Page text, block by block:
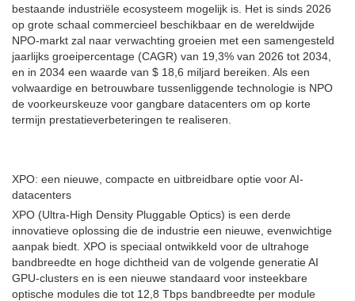
bestaande industriële ecosysteem mogelijk is. Het is sinds 2026
op grote schaal commercieel beschikbaar en de wereldwijde
NPO-markt zal naar verwachting groeien met een samengesteld
jaarlijks groeipercentage (CAGR) van 19,3% van 2026 tot 2034,
en in 2034 een waarde van $ 18,6 miljard bereiken. Als een
volwaardige en betrouwbare tussenliggende technologie is NPO
de voorkeurskeuze voor gangbare datacenters om op korte
termijn prestatieverbeteringen te realiseren.
XPO: een nieuwe, compacte en uitbreidbare optie voor AI-
datacenters
XPO (Ultra-High Density Pluggable Optics) is een derde
innovatieve oplossing die de industrie een nieuwe, evenwichtige
aanpak biedt. XPO is speciaal ontwikkeld voor de ultrahoge
bandbreedte en hoge dichtheid van de volgende generatie AI
GPU-clusters en is een nieuwe standaard voor insteekbare
optische modules die tot 12,8 Tbps bandbreedte per module